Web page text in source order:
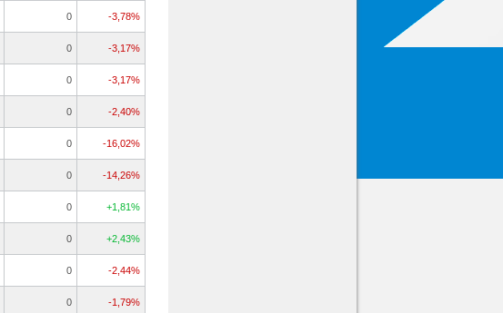
0 -3,78%
0 -3,17%
0 -3,17%
0 -2,40%
0 -16,02%
0 -14,26%
0 +1,81%
0 +2,43%
0 -2,44%
0 -1,79%